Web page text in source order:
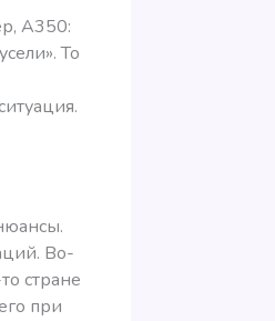
А350:
То
Во-
стране
при